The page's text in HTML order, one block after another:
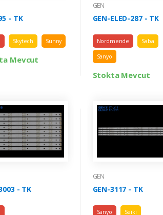
- TK
Skytech Sunny
Mevcut
GEN
GEN-ELED-287 - TK
Nordmende Saba
Sanyo
Stokta Mevcut
- TK
GEN
GEN-3117 - TK
Sanyo Seiki